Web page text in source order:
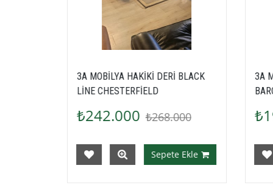
3A MOBİLYA HAKİKİ DERİ BLACK
BARCELONA BERJER
₺194.400
Sepete Ekle